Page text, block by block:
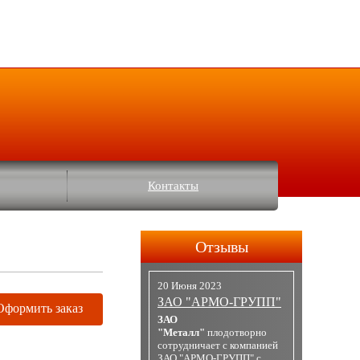
Контакты
заказ
Отзывы
20 Июня 2023
ЗАО "АРМО-ГРУПП"
ЗАО
"Металл" плодотворно
сотрудничает с компанией